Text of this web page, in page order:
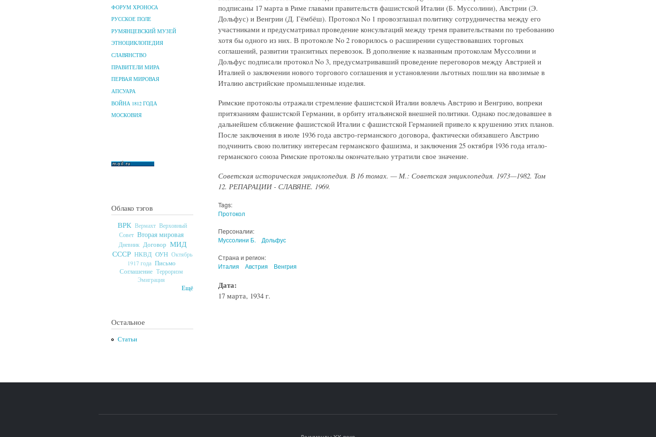
ФОРУМ ХРОНОСА
РУССКОЕ ПОЛЕ
РУМЯНЦЕВСКИЙ МУЗЕЙ
ЭТНОЦИКЛОПЕДИЯ
СЛАВЯНСТВО
ПРАВИТЕЛИ МИРА
ПЕРВАЯ МИРОВАЯ
АПСУАРА
ВОЙНА 1812 ГОДА
МОСКОВИЯ
Облако тэгов
ВРК Вермахт Верховный
Совет Вторая мировая
Дневник Договор МИД
СССР НКВД ОУН Октябрь
1917 года Письмо
Соглашение Терроризм
Эмиграция
Ещё
Остальное
Статьи
подписаны 17 марта в Риме главами правительств фашистской Италии (Б. Муссолини), Австрии (Э.
Дольфус) и Венгрии (Д. Гёмбёш). Протокол No 1 провозглашал политику сотрудничества между его
участниками и предусматривал проведение консультаций между тремя правительствами по требованию
хотя бы одного из них. В протоколе No 2 говорилось о расширении существовавших торговых
соглашений, развитии транзитных перевозок. В дополнение к названным протоколам Муссолини и
Дольфус подписали протокол No 3, предусматривавший проведение переговоров между Австрией и
Италией о заключении нового торгового соглашения и установлении льготных пошлин на ввозимые в
Италию австрийские промышленные изделия.
Римские протоколы отражали стремление фашистской Италии вовлечь Австрию и Венгрию, вопреки
притязаниям фашистской Германии, в орбиту итальянской внешней политики. Однако последовавшее в
дальнейшем сближение фашистской Италии с фашистской Германией привело к крушению этих планов.
После заключения в июле 1936 года австро-германского договора, фактически обязавшего Австрию
подчинить свою политику интересам германского фашизма, и заключения 25 октября 1936 года итало-
германского союза Римские протоколы окончательно утратили свое значение.
Советская историческая энциклопедия. В 16 томах. — М.: Советская энциклопедия. 1973—1982. Том
12. РЕПАРАЦИИ - СЛАВЯНЕ. 1969.
Tags:
Протокол
Персоналии:
Муссолини Б.
Дольфус
Страна и регион:
Италия
Австрия Венгрия
Дата:
17 марта, 1934 г.